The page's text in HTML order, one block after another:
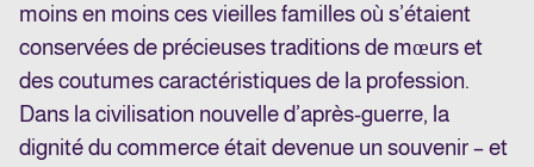
moins en moins ces vieilles familles où s’étaient
conservées de précieuses traditions de mœurs et
des coutumes caractéristiques de la profession.
Dans la civilisation nouvelle d’après-guerre, la
dignité du commerce était devenue un souvenir – et